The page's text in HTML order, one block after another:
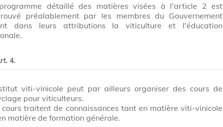
détaillé des matières visées à l'article 2 est
préalablement par les membres du Gouvernement
dans leurs attributions la viticulture et l'éducation
4.
viti-vinicole peut par ailleurs organiser des cours de
pour viticulteurs.
cours traitent de connaissances tant en matière viti-vinicole
matière de formation générale.